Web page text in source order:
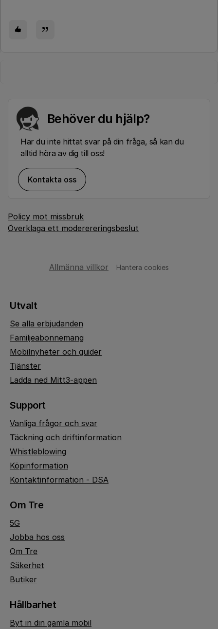
Behöver du hjälp?
Har du inte hittat svar på din fråga, så kan du
alltid höra av dig till oss!
Kontakta oss
Policy mot missbruk
Överklaga ett moderereringsbeslut
Allmänna villkor Hantera cookies
Utvalt
Se alla erbjudanden
Familjeabonnemang
Mobilnyheter och guider
Tjänster
Ladda ned Mitt3-appen
Support
Vanliga frågor och svar
Täckning och driftinformation
Whistleblowing
Köpinformation
Kontaktinformation - DSA
Om Tre
5G
Jobba hos oss
Om Tre
Säkerhet
Butiker
Hållbarhet
Byt in din gamla mobil